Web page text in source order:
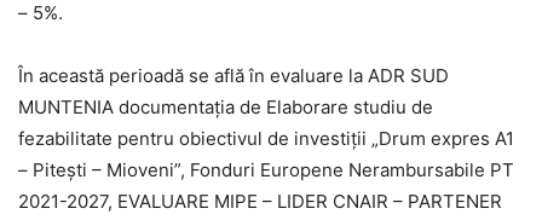
– 5%.
În această perioadă se află în evaluare la ADR SUD
MUNTENIA documentația de Elaborare studiu de
fezabilitate pentru obiectivul de investiții „Drum expres A1
– Pitești – Mioveni”, Fonduri Europene Nerambursabile PT
2021-2027, EVALUARE MIPE – LIDER CNAIR – PARTENER